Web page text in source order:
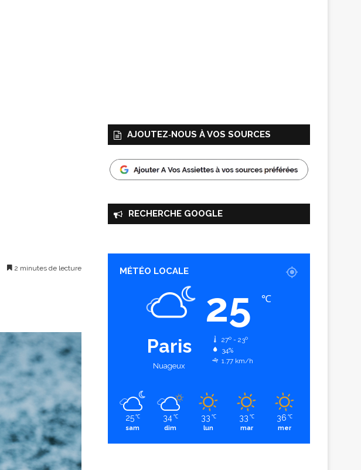
2 minutes de lecture
AJOUTEZ‑NOUS À VOS SOURCES
RECHERCHE GOOGLE
MÉTÉO LOCALE
Paris
Nuageux
25 ℃
27º - 23º
34%
1.77 km/h
25 ℃
sam
34 ℃
dim
33 ℃
lun
33 ℃
mar
36 ℃
mer